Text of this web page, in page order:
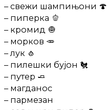
– свежи шампињони 🍄
– пиперка 🫑
– кромид 🧅
– морков 🥕
– лук 🧄
– пилешки бујон 🐔
– путер 🧈
– магданос
– пармезан